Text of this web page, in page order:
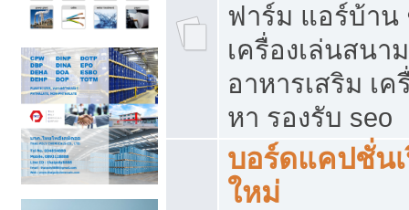
ฟาร์ม แอร์บ้าน
เครื่องเล่นสนา
อาหารเสริม เ
หา รองรับ seo
บอร์ดแคปชั่น
ใหม่